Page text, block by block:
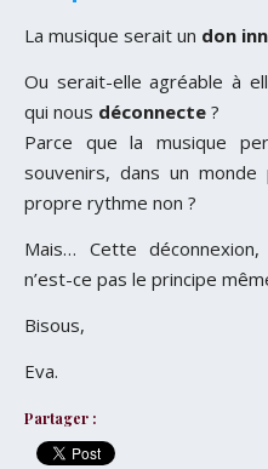
La musique serait un don
Ou serait-elle agréable à
qui nous déconnecte ?
Parce que la musique
souvenirs, dans un
propre rythme non ?
Mais… Cette
n’est-ce pas le principe
Bisous,
Eva.
Partager :